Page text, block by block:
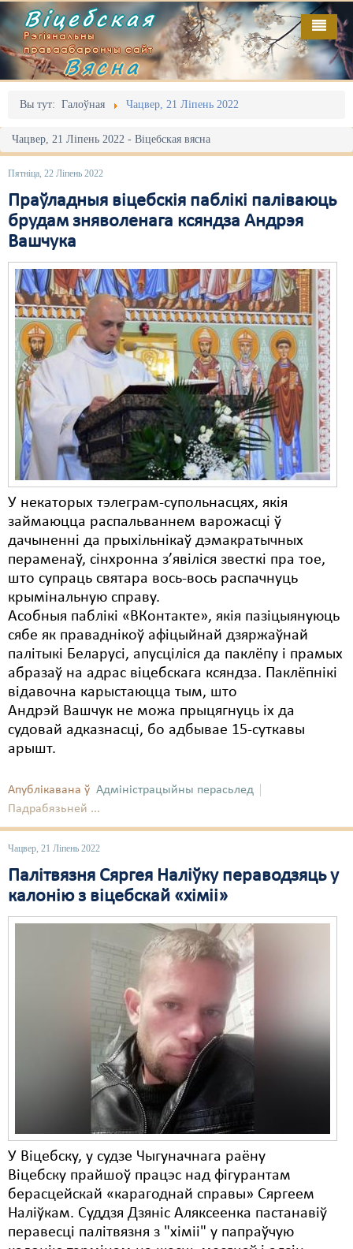
Віцебская
Рэгіянальны
праваабарончы сайт
Вясна
Вы тут: Галоўная Чацвер, 21 Ліпень 2022
Чацвер, 21 Ліпень 2022 - Віцебская вясна
Пятніца, 22 Ліпень 2022
Праўладныя віцебскія паблікі паліваюць
брудам зняволенага ксяндза Андрэя
Вашчука
У некаторых тэлеграм-супольнасцях, якія
займаюцца распальваннем варожасці ў
дачыненні да прыхільнікаў дэмакратычных
пераменаў, сінхронна з’явіліся звесткі пра тое,
што супраць святара вось-вось распачнуць
крымінальную справу.
Асобныя паблікі «ВКонтакте», якія пазіцыянуюць
сябе як праваднікоў афіцыйнай дзяржаўнай
палітыкі Беларусі, апусціліся да паклёпу і прамых
абразаў на адрас віцебскага ксяндза. Паклёпнікі
відавочна карыстаюцца тым, што
Андрэй Вашчук не можа прыцягнуць іх да
судовай адказнасці, бо адбывае 15-суткавы
арышт.
Апублікавана ў Адміністрацыйны перасьлед
Падрабязьней ...
Чацвер, 21 Ліпень 2022
Палітвязня Сяргея Наліўку пераводзяць у
калонію з віцебскай «хіміі»
У Віцебску, у судзе Чыгуначнага раёну
Віцебску прайшоў працэс над фігурантам
берасцейскай «карагоднай справы» Сяргеем
Наліўкам. Суддзя Дзяніс Аляксеенка пастанавіў
перавесці палітвязня з "хіміі" у папраўчую
Галоўная
Адміністрацыйны перасьлед
Акцыі
Выбары
Грамадзянскія ініцыятывы
Дзяржава
Дыскрымінацыя
Затрыманьні
Карная псыхіятрыя
КПЧ ААН
Культурныя правы
ЛПП
Мігранты
Мірныя сходы
Палітвязьні
Праваабаронцы
Правы дзіцяці
Пэнітэнцыярная сыстэма
Распальваньне варожасьці
Рознае
Свабода слова
Суд
Сьмяротнае пакараньне
Правы працоўных
Сацыяльныя правы
Выданьні
Відэа
Пра нас
RSS